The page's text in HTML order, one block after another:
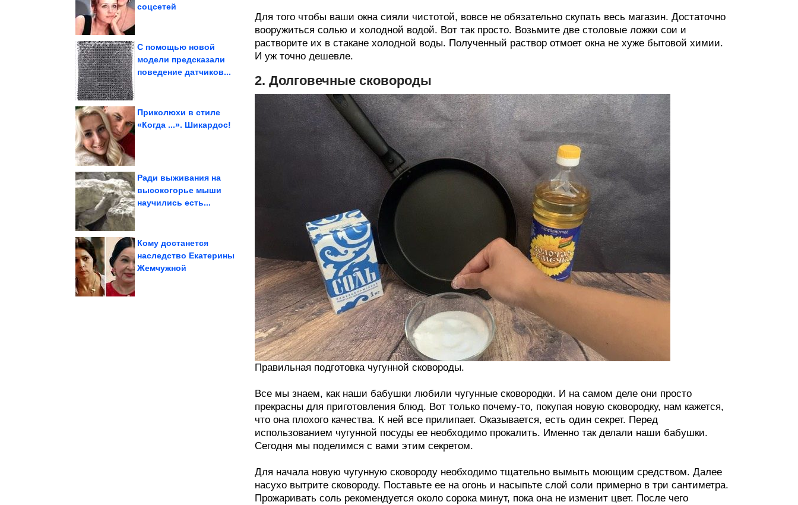
современной техники,...
соцсетей
С помощью новой
модели предсказали
поведение датчиков...
Приколюхи в стиле
«Когда ...». Шикардос!
Теории о
Ради выживания на
высокогорье мыши
научились есть...
Как Александр
Демьяненко разрушил
карьеру Иры Волковой
Кому достанется
наследство Екатерины
Жемчужной
Для того чтобы ваши окна сияли чистотой, вовсе не обязательно скупать весь магазин. Достаточно
вооружиться солью и холодной водой. Вот так просто. Возьмите две столовые ложки сои и
растворите их в стакане холодной воды. Полученный раствор отмоет окна не хуже бытовой химии.
И уж точно дешевле.
2. Долговечные сковороды
Правильная подготовка чугунной сковороды.
Все мы знаем, как наши бабушки любили чугунные сковородки. И на самом деле они просто
прекрасны для приготовления блюд. Вот только почему-то, покупая новую сковородку, нам кажется,
что она плохого качества. К ней все прилипает. Оказывается, есть один секрет. Перед
использованием чугунной посуды ее необходимо прокалить. Именно так делали наши бабушки.
Сегодня мы поделимся с вами этим секретом.
Для начала новую чугунную сковороду необходимо тщательно вымыть моющим средством. Далее
насухо вытрите сковороду. Поставьте ее на огонь и насыпьте слой соли примерно в три сантиметра.
Прожаривать соль рекомендуется около сорока минут, пока она не изменит цвет. После чего